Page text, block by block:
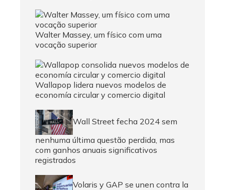
Walter Massey, um físico com uma
vocação superior
Wallapop lidera nuevos modelos de
economía circular y comercio digital
Wall Street fecha 2024 sem
nenhuma última questão perdida, mas
com ganhos anuais significativos
registrados
Volaris y GAP se unen contra la